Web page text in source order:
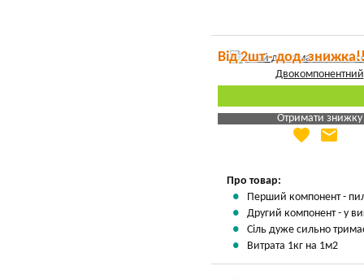
Від 2шт - дод.
Отримати знижку
Яка Ваша ціна
favorite email
Про товар:
Перший компонент - пил
Другий компонент - у
Сіль дуже сильно
Витрата 1кг на 1м2